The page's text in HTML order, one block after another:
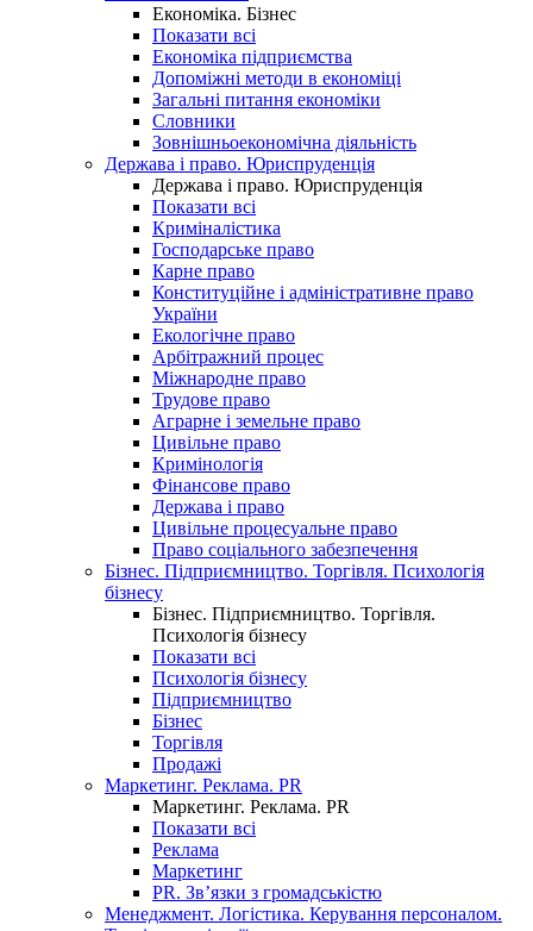
Економіка. Бізнес
Показати всі
Економіка підприємства
Допоміжні методи в економіці
Загальні питання економіки
Словники
Зовнішньоекономічна діяльність
Держава і право. Юриспруденція
Держава і право. Юриспруденція
Показати всі
Криміналістика
Господарське право
Карне право
Конституційне і адміністративне право
України
Екологічне право
Арбітражний процес
Міжнародне право
Трудове право
Аграрне і земельне право
Цивільне право
Кримінологія
Фінансове право
Держава і право
Цивільне процесуальне право
Право соціального забезпечення
Бізнес. Підприємництво. Торгівля. Психологія
бізнесу
Бізнес. Підприємництво. Торгівля.
Психологія бізнесу
Показати всі
Психологія бізнесу
Підприємництво
Бізнес
Торгівля
Продажі
Маркетинг. Реклама. PR
Маркетинг. Реклама. PR
Показати всі
Реклама
Маркетинг
PR. Зв’язки з громадськістю
Менеджмент. Логістика. Керування персоналом.